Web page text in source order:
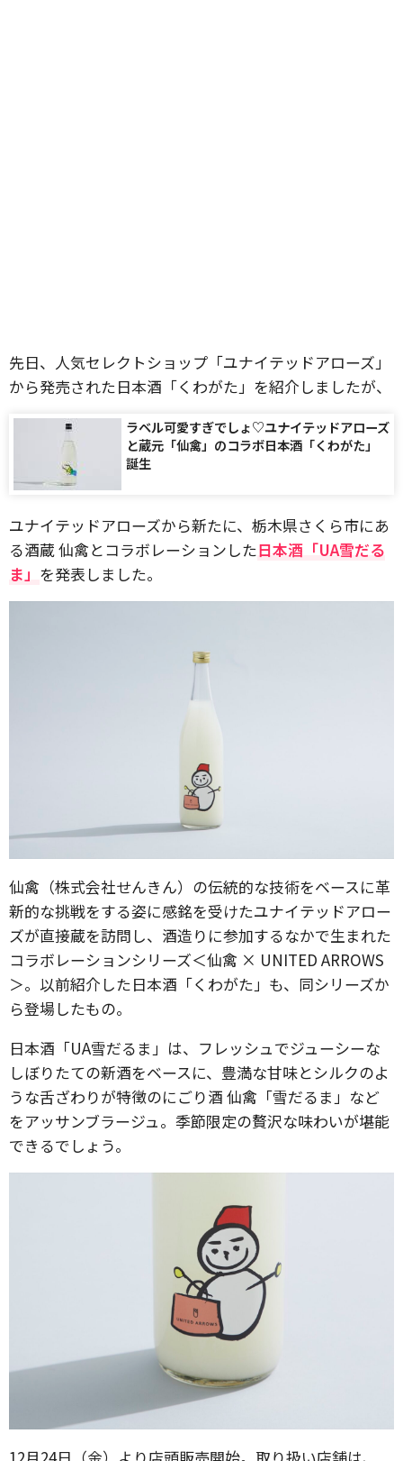
先日、人気セレクトショップ「ユナイテッドアローズ」
から発売された日本酒「くわがた」を紹介しましたが、
ラベル可愛すぎでしょ♡ユナイテッドアローズ
と蔵元「仙禽」のコラボ日本酒「くわがた」
誕生
ユナイテッドアローズから新たに、栃木県さくら市にあ
る酒蔵 仙禽とコラボレーションした日本酒「UA雪だる
ま」 を発表しました。
仙禽（株式会社せんきん）の伝統的な技術をベースに革
新的な挑戦をする姿に感銘を受けたユナイテッドアロー
ズが直接蔵を訪問し、酒造りに参加するなかで生まれた
コラボレーションシリーズ＜仙禽 × UNITED ARROWS
＞。以前紹介した日本酒「くわがた」も、同シリーズか
ら登場したもの。
日本酒「UA雪だるま」は、フレッシュでジューシーな
しぼりたての新酒をベースに、豊満な甘味とシルクのよ
うな舌ざわりが特徴のにごり酒 仙禽「雪だるま」など
をアッサンブラージュ。季節限定の贅沢な味わいが堪能
できるでしょう。